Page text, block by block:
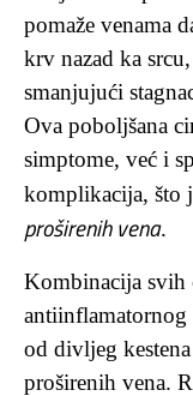
pomaže venama
krv nazad ka
smanjujući
Ova poboljšana
simptome, već i
komplikacija, što
proširenih vena.
Kombinacija svih
antiinflamatornog
od divljeg
proširenih vena.